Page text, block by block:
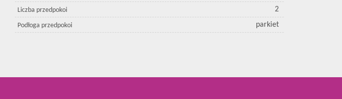
Liczba przedpokoi 2
Podłoga przedpokoi parkiet